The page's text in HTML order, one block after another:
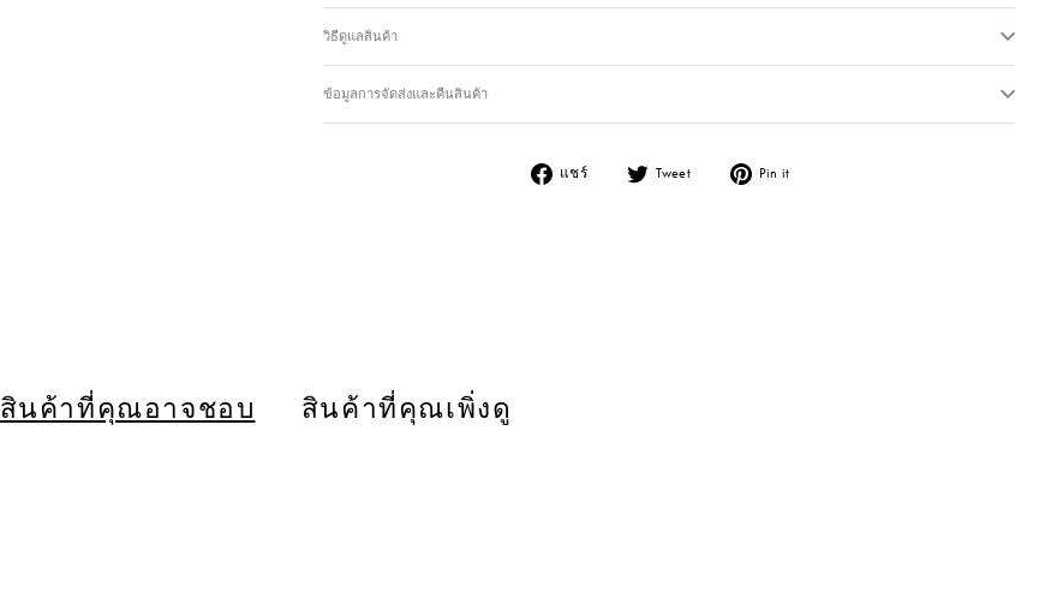
วิธีดูแลสินค้า
ข้อมูลการจัดส่งและคืนสินค้า
แชร์ แชร์ไปยัง Facebook
Tweet แชร์ไปยัง Twitter
Pin it
สินค้าที่คุณอาจชอบ สินค้าที่คุณเพิ่งดู